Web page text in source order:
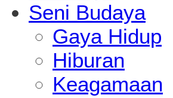
Seni Budaya
Gaya Hidup
Hiburan
Keagamaan